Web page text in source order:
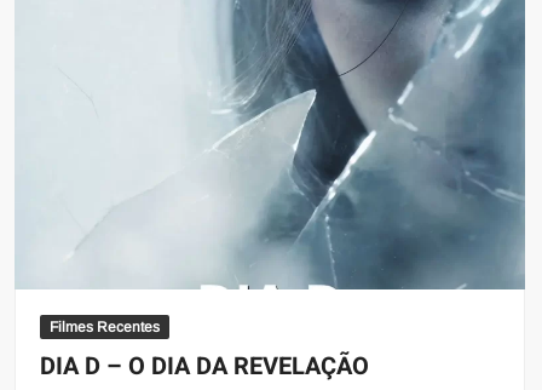
Filmes Recentes
DIA D – O DIA DA REVELAÇÃO